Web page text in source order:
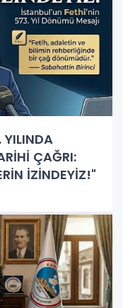
YILINDA
ÇAĞRI:
İZİNDEYİZ!"